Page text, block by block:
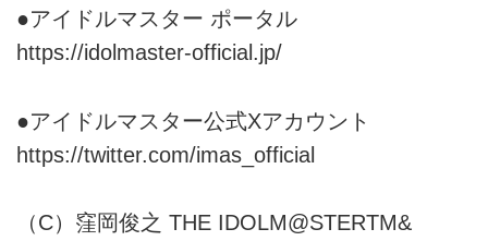
●アイドルマスター ポータル
https://idolmaster-official.jp/
●アイドルマスター公式Xアカウント
https://twitter.com/imas_official
（C）窪岡俊之 THE IDOLM@STERTM&